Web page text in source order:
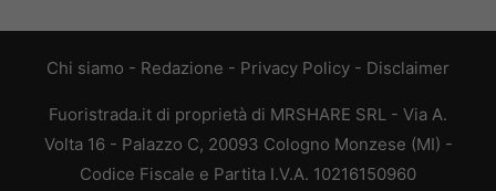
Chi siamo - Redazione - Privacy Policy - Disclaimer
Fuoristrada.it di proprietà di MRSHARE SRL - Via A.
Volta 16 - Palazzo C, 20093 Cologno Monzese (MI) -
Codice Fiscale e Partita I.V.A. 10216150960